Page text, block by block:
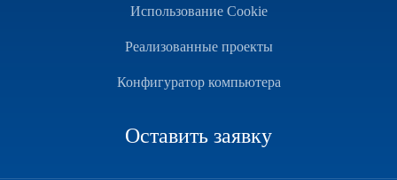
Использование Cookie
Реализованные проекты
Конфигуратор компьютера
Оставить заявку